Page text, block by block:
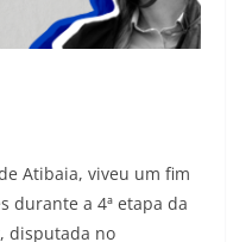
Atibaia, viveu um fim
durante a 4ª etapa da
disputada no